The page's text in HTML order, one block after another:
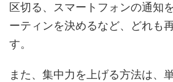
区切る、スマートフォンの通知
ーティンを決めるなど、どれも
す。
また、集中力を上げる方法は、